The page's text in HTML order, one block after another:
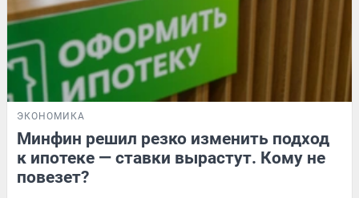
ЭКОНОМИКА
Минфин решил резко изменить подход
к ипотеке — ставки вырастут. Кому не
повезет?